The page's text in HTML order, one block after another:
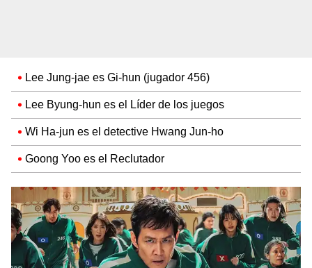
Lee Jung-jae es Gi-hun (jugador 456)
Lee Byung-hun es el Líder de los juegos
Wi Ha-jun es el detective Hwang Jun-ho
Goong Yoo es el Reclutador